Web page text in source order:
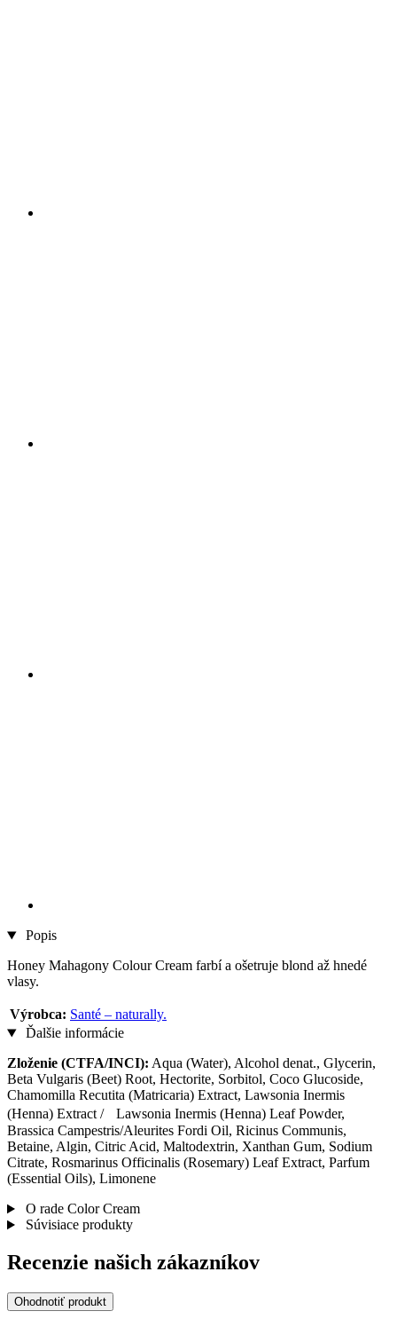
Popis
Honey Mahagony Colour Cream farbí a ošetruje blond až hnedé
vlasy.
Výrobca: Santé – naturally.
Ďalšie informácie
Zloženie (CTFA/INCI): Aqua (Water), Alcohol denat., Glycerin,
Beta Vulgaris (Beet) Root, Hectorite, Sorbitol, Coco Glucoside,
Chamomilla Recutita (Matricaria) Extract, Lawsonia Inermis
(Henna) Extract / Lawsonia Inermis (Henna) Leaf Powder,
Brassica Campestris/Aleurites Fordi Oil, Ricinus Communis,
Betaine, Algin, Citric Acid, Maltodextrin, Xanthan Gum, Sodium
Citrate, Rosmarinus Officinalis (Rosemary) Leaf Extract, Parfum
(Essential Oils), Limonene
O rade Color Cream
Súvisiace produkty
Recenzie našich zákazníkov
Ohodnotiť produkt